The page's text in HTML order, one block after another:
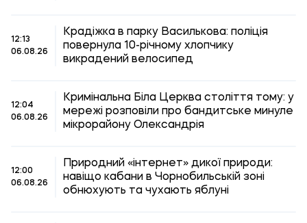
12:13
06.08.26
Крадіжка в парку Василькова: поліція
повернула 10-річному хлопчику
викрадений велосипед
12:04
06.08.26
Кримінальна Біла Церква століття тому: у
мережі розповіли про бандитське минуле
мікрорайону Олександрія
12:00
06.08.26
Природний «інтернет» дикої природи:
навіщо кабани в Чорнобильській зоні
обнюхують та чухають яблуні